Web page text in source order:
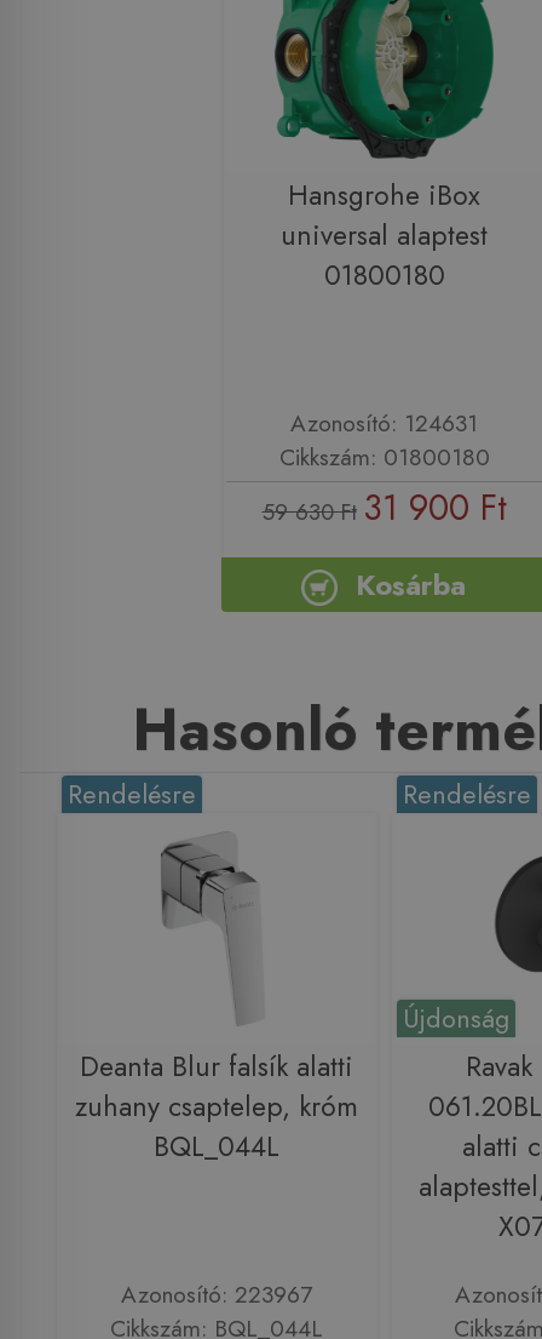
Hansgrohe iBox
universal alaptest
01800180
Azonosító: 124631
Cikkszám: 01800180
59 630 Ft 31 900 Ft
Kosárba
Hasonló
Rendelésre
Deanta Blur falsík alatti
zuhany csaptelep, króm
BQL_044L
Azonosító: 223967
Cikkszám: BQL_044L
Újdonság
Rendelésre
alatti